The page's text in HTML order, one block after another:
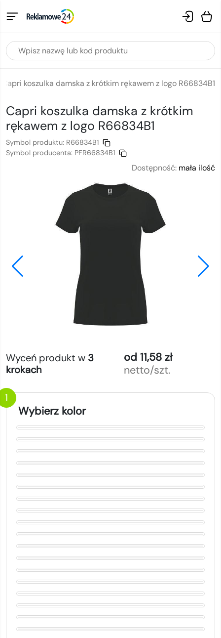
Capri koszulka damska z krótkim rękawem z logo R66834B1
Capri koszulka damska z krótkim
rękawem z logo R66834B1
Symbol produktu: R66834B1
Symbol producenta: PFR66834B1
Dostępność: mała ilość
Wyceń produkt w 3
krokach
od 11,58 zł
netto/szt.
1
Wybierz kolor